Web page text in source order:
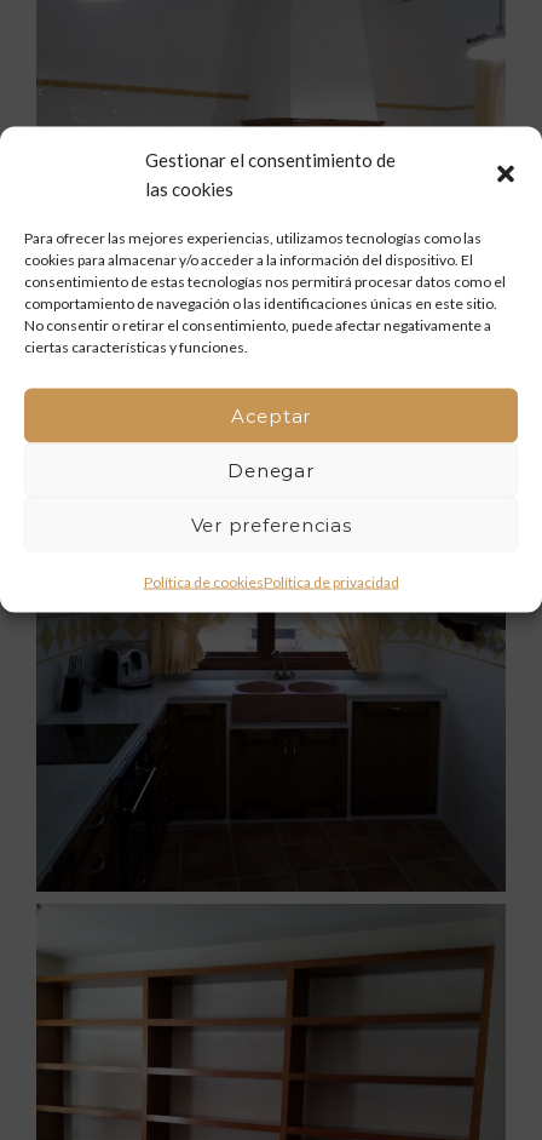
Gestionar el consentimiento de
las cookies
Para ofrecer las mejores experiencias, utilizamos tecnologías como las
cookies para almacenar y/o acceder a la información del dispositivo. El
consentimiento de estas tecnologías nos permitirá procesar datos como el
comportamiento de navegación o las identificaciones únicas en este sitio.
No consentir o retirar el consentimiento, puede afectar negativamente a
ciertas características y funciones.
Aceptar
Denegar
Ver preferencias
Política de cookiesPolítica de privacidad